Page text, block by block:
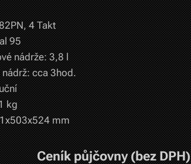
4 Takt
95
nádrže: 3,8 l
nádrž: cca 3hod.
kg
mm
Ceník půjčovny (bez DPH)